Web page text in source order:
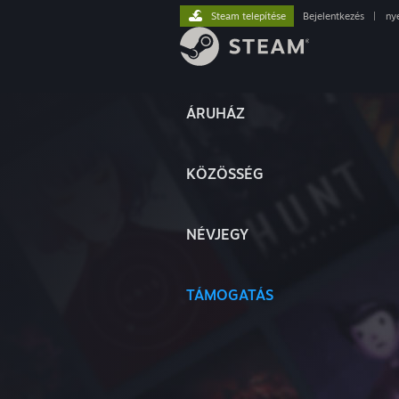
ÁRUHÁZ
KÖZÖSSÉG
NÉVJEGY
TÁMOGATÁS
Steam telepítése Bejelentkezés